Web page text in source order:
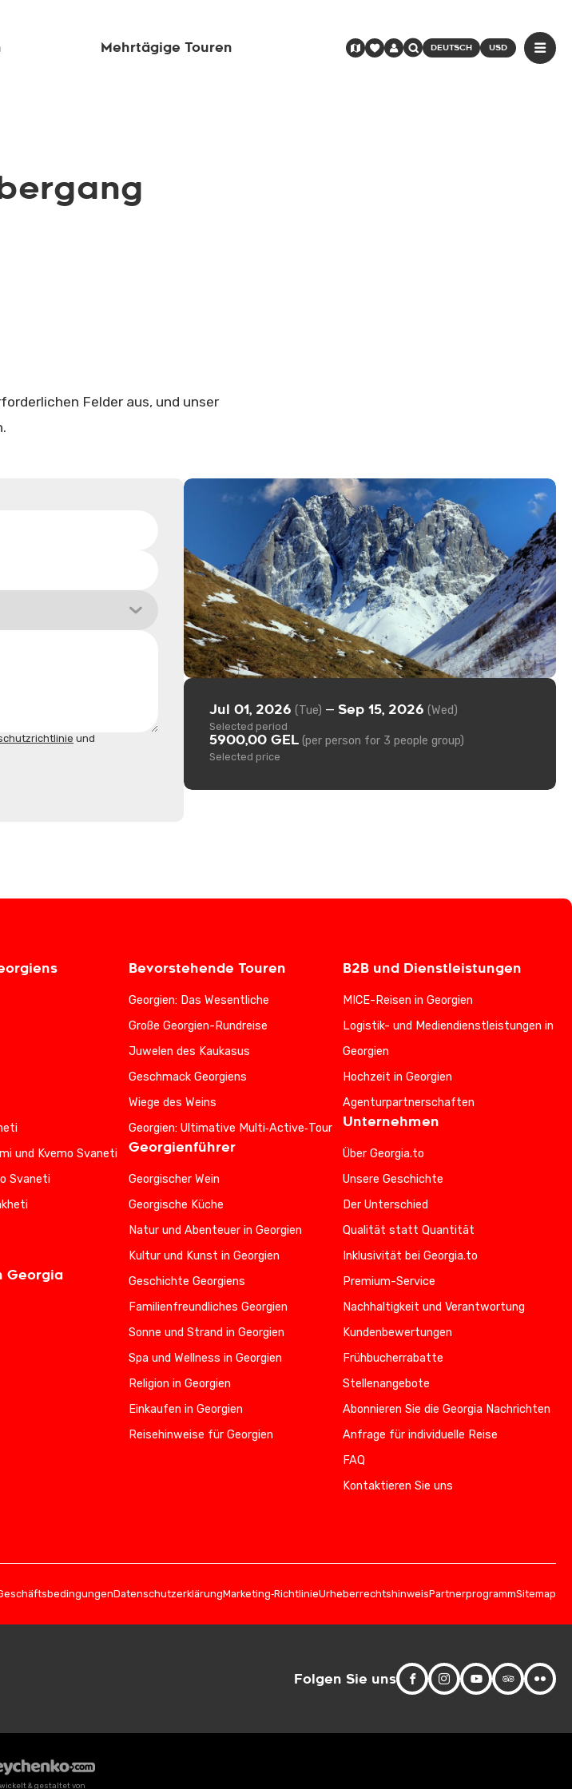
Mehrtägige Touren DEUTSCH USD
Felder aus, und unser
und
Jul 01, 2026 (Tue) — Sep 15, 2026 (Wed)
Selected period
5900,00 GEL (per person for 3 people group)
Selected price
und Kvemo Svaneti
Svaneti
Georgia
Bevorstehende Touren
Georgien: Das Wesentliche
Große Georgien-Rundreise
Juwelen des Kaukasus
Geschmack Georgiens
Wiege des Weins
Georgien: Ultimative Multi‑Active‑Tour
Georgienführer
Georgischer Wein
Georgische Küche
Natur und Abenteuer in Georgien
Kultur und Kunst in Georgien
Geschichte Georgiens
Familienfreundliches Georgien
Sonne und Strand in Georgien
Spa und Wellness in Georgien
Religion in Georgien
Einkaufen in Georgien
Reisehinweise für Georgien
B2B und Dienstleistungen
MICE-Reisen in Georgien
Logistik- und Mediendienstleistungen in
Georgien
Hochzeit in Georgien
Agenturpartnerschaften
Unternehmen
Über Georgia.to
Unsere Geschichte
Der Unterschied
Qualität statt Quantität
Inklusivität bei Georgia.to
Premium-Service
Nachhaltigkeit und Verantwortung
Kundenbewertungen
Frühbucherrabatte
Stellenangebote
Abonnieren Sie die Georgia Nachrichten
Anfrage für individuelle Reise
FAQ
Kontaktieren Sie uns
DatenschutzerklärungMarketing‑RichtlinieUrheberrechtshinweisPartnerprogrammSitemap
Folgen Sie uns
& gestaltet von